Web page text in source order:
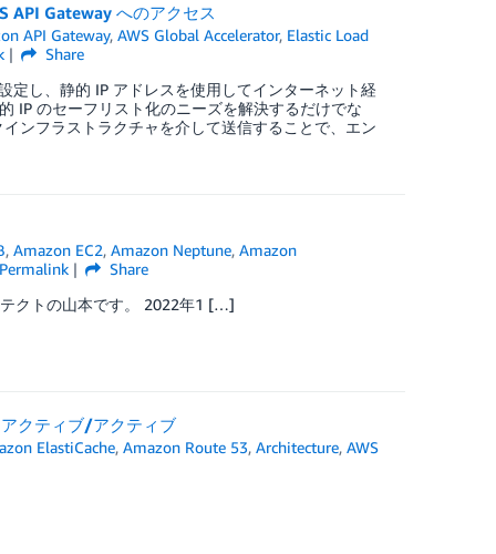
API Gateway へのアクセス
API Gateway,AWS Global Accelerator, Elastic Load
Share
定し、静的 IP アドレスを使用してインターネット経
IP のセーフリスト化のニーズを解決するだけでな
ンフラストラクチャを介して送信することで、エン
,Amazon EC2,Amazon Neptune,Amazon
Permalink
Share
クトの山本です。 2022年1 […]
クティブ/アクティブ
ElastiCache,Amazon Route 53,Architecture,AWS